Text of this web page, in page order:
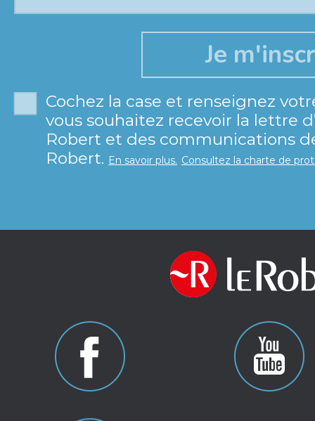
Cochez la case et renseignez
vous souhaitez recevoir la lettre
Robert et des communications
Robert. En savoir plus. Consultez la charte de